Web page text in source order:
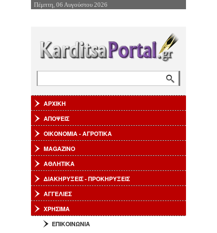
Επιστροφή στην Πλοήγηση
Πέμπτη, 06 Αυγούστου 2026
ΑΡΧΙΚΗ
ΑΠΟΨΕΙΣ
ΟΙΚΟΝΟΜΙΑ - ΑΓΡΟΤΙΚΑ
MAGAZINO
ΑΘΛΗΤΙΚΑ
ΔΙΑΚΗΡΥΞΕΙΣ - ΠΡΟΚΗΡΥΞΕΙΣ
ΑΓΓΕΛΙΕΣ
ΧΡΗΣΙΜΑ
ΕΠΙΚΟΙΝΩΝΙΑ